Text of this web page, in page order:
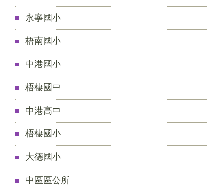
永寧國小
梧南國小
中港國小
梧棲國中
中港高中
梧棲國小
大德國小
中區區公所